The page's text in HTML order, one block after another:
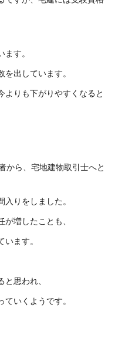
す。
出しています。
よりも下がりやすくなると
から、宅地建物取引士へと
りをしました。
増したことも、
ます。
思われ、
ていくようです。